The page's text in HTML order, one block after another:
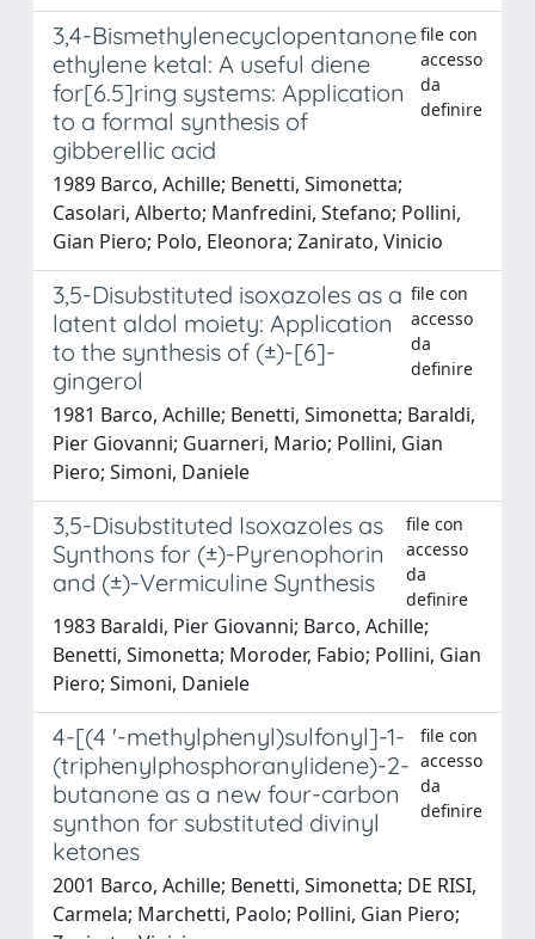
3,4-Bismethylenecyclopentanone
ethylene ketal: A useful diene
for[6.5]ring systems: Application
to a formal synthesis of
gibberellic acid
file con
accesso
da
definire
1989 Barco, Achille; Benetti, Simonetta;
Casolari, Alberto; Manfredini, Stefano; Pollini,
Gian Piero; Polo, Eleonora; Zanirato, Vinicio
3,5-Disubstituted isoxazoles as a
latent aldol moiety: Application
to the synthesis of (±)-[6]-
gingerol
file con
accesso
da
definire
1981 Barco, Achille; Benetti, Simonetta; Baraldi,
Pier Giovanni; Guarneri, Mario; Pollini, Gian
Piero; Simoni, Daniele
3,5-Disubstituted Isoxazoles as
Synthons for (±)-Pyrenophorin
and (±)-Vermiculine Synthesis
file con
accesso
da
definire
1983 Baraldi, Pier Giovanni; Barco, Achille;
Benetti, Simonetta; Moroder, Fabio; Pollini, Gian
Piero; Simoni, Daniele
4-[(4 '-methylphenyl)sulfonyl]-1-
(triphenylphosphoranylidene)-2-
butanone as a new four-carbon
synthon for substituted divinyl
ketones
file con
accesso
da
definire
2001 Barco, Achille; Benetti, Simonetta; DE RISI,
Carmela; Marchetti, Paolo; Pollini, Gian Piero;